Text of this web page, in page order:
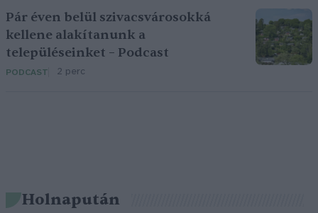
Pár éven belül szivacsvárosokká
kellene alakítanunk a
településeinket – Podcast
PODCAST 2 perc
Holnapután